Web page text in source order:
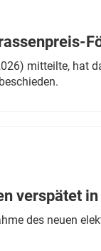
&
mitteilte, hat
verspätet
des neuen